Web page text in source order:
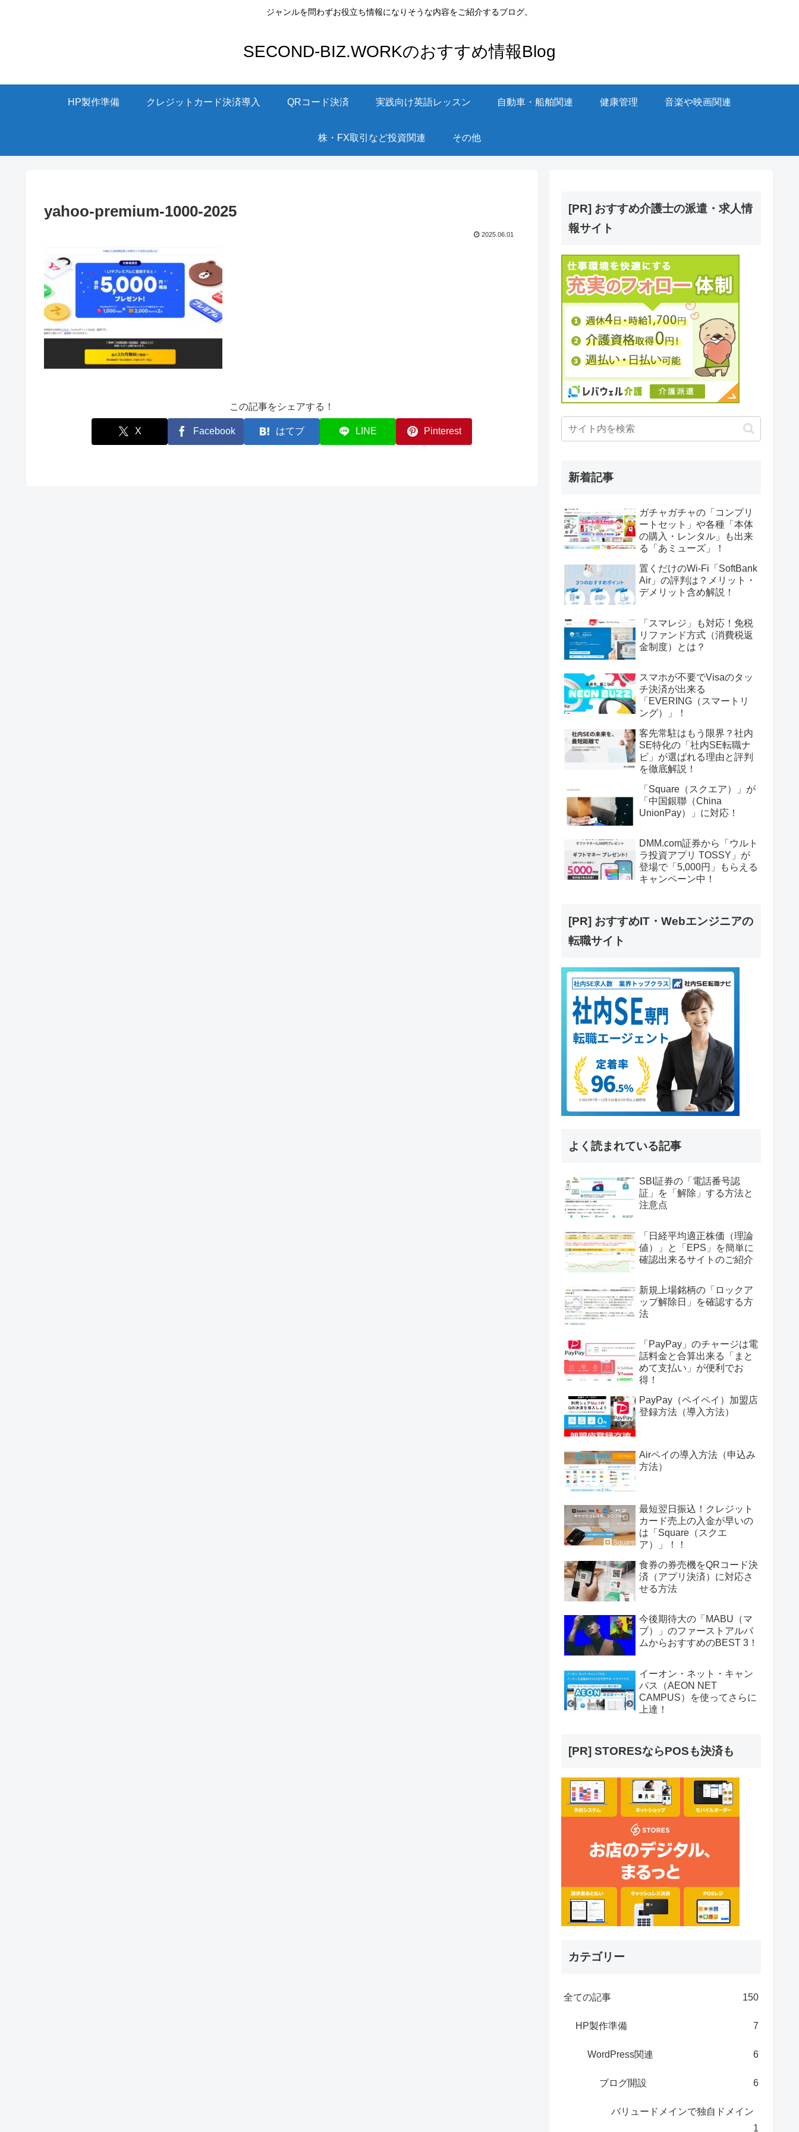
ジャンルを問わずお役立ち情報になりそうな内容をご紹介するブログ。
SECOND-BIZ.WORKのおすすめ情報Blog
HP製作準備 クレジットカード決済導入 QRコード決済 実践向け英語レッスン 自動車・船舶関連 健康管理 音楽や映画関連
株・FX取引など投資関連 その他
yahoo-premium-1000-2025
2025.06.01
この記事をシェアする！
X Facebook はてブ LINE Pinterest
[PR] おすすめ介護士の派遣・求人情
報サイト
新着記事
ガチャガチャの「コンプリ
ートセット」や各種「本体
の購入・レンタル」も出来
る「あミューズ」！
置くだけのWi-Fi「SoftBank
Air」の評判は？メリット・
デメリット含め解説！
「スマレジ」も対応！免税
リファンド方式（消費税返
金制度）とは？
スマホが不要でVisaのタッ
チ決済が出来る
「EVERING（スマートリ
ング）」！
客先常駐はもう限界？社内
SE特化の「社内SE転職ナ
ビ」が選ばれる理由と評判
を徹底解説！
「Square（スクエア）」が
「中国銀聯（China
UnionPay）」に対応！
DMM.com証券から「ウルト
ラ投資アプリ TOSSY」が
登場で「5,000円」もらえる
キャンペーン中！
[PR] おすすめIT・Webエンジニアの
転職サイト
よく読まれている記事
SBI証券の「電話番号認
証」を「解除」する方法と
注意点
「日経平均適正株価（理論
値）」と「EPS」を簡単に
確認出来るサイトのご紹介
新規上場銘柄の「ロックア
ップ解除日」を確認する方
法
「PayPay」のチャージは電
話料金と合算出来る「まと
めて支払い」が便利でお
得！
PayPay（ペイペイ）加盟店
登録方法（導入方法）
Airペイの導入方法（申込み
方法）
最短翌日振込！クレジット
カード売上の入金が早いの
は「Square（スクエ
ア）」！！
食券の券売機をQRコード決
済（アプリ決済）に対応さ
せる方法
今後期待大の「MABU（マ
ブ）」のファーストアルバ
ムからおすすめのBEST 3！
イーオン・ネット・キャン
パス（AEON NET
CAMPUS）を使ってさらに
上達！
[PR] STORESならPOSも決済も
カテゴリー
全ての記事 150
HP製作準備 7
WordPress関連 6
ブログ開設 6
バリュードメインで独自ドメイン
1